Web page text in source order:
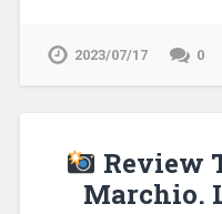
2023/07/17 0
Review
Marchio.